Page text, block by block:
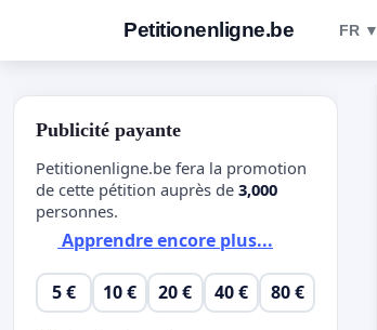
Petitionenligne.be FR ▼
Publicité payante
Petitionenligne.be fera la promotion
de cette pétition auprès de 3,000
personnes.
Apprendre encore plus...
5 € 10 € 20 € 40 € 80 €